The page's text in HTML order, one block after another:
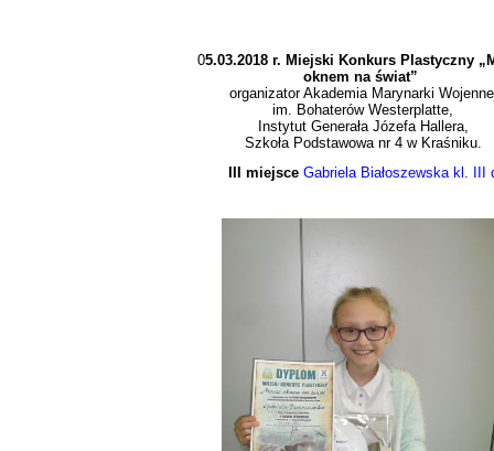
05.03.2018 r. Miejski Konkurs Plastyczny
oknem na świat”
organizator Akademia Marynarki
im. Bohaterów Westerplatte,
Instytut Generała Józefa Hallera,
Szkoła Podstawowa nr 4 w Kraśniku.
III miejsceGabriela Białoszewska kl. III